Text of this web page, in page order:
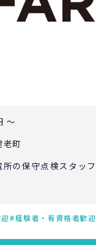
月給：250,000円 ～
老町
の保守点検スタッフ
経験者・有資格者歓迎